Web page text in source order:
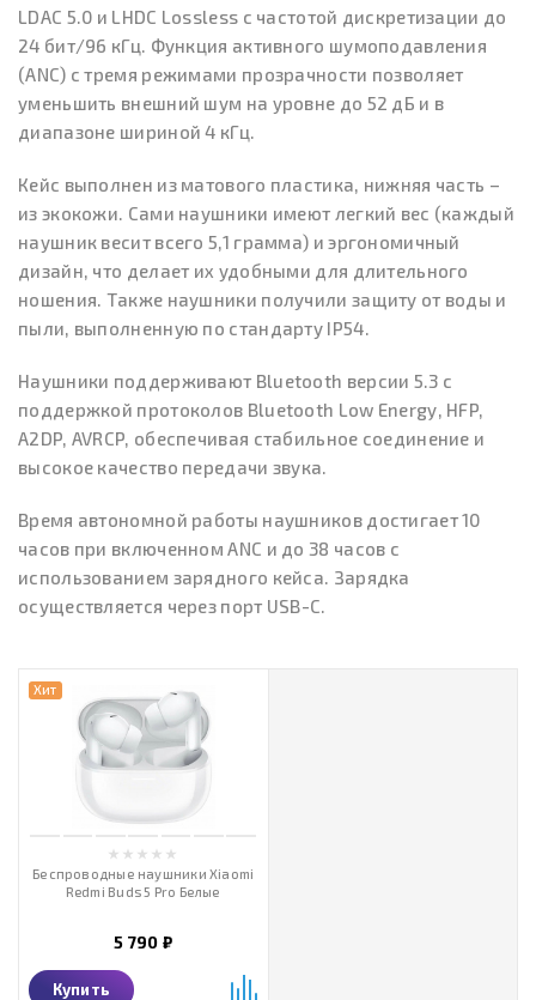
LDAC 5.0 и LHDC Lossless с частотой дискретизации до
24 бит/96 кГц. Функция активного шумоподавления
(ANC) с тремя режимами прозрачности позволяет
уменьшить внешний шум на уровне до 52 дБ и в
диапазоне шириной 4 кГц.
Кейс выполнен из матового пластика, нижняя часть –
из экокожи. Сами наушники имеют легкий вес (каждый
наушник весит всего 5,1 грамма) и эргономичный
дизайн, что делает их удобными для длительного
ношения. Также наушники получили защиту от воды и
пыли, выполненную по стандарту IP54.
Наушники поддерживают Bluetooth версии 5.3 с
поддержкой протоколов Bluetooth Low Energy, HFP,
A2DP, AVRCP, обеспечивая стабильное соединение и
высокое качество передачи звука.
Время автономной работы наушников достигает 10
часов при включенном ANC и до 38 часов с
использованием зарядного кейса. Зарядка
осуществляется через порт USB-C.
Хит
Беспроводные наушники Xiaomi
Redmi Buds 5 Pro Белые
5 790 ₽
Купить